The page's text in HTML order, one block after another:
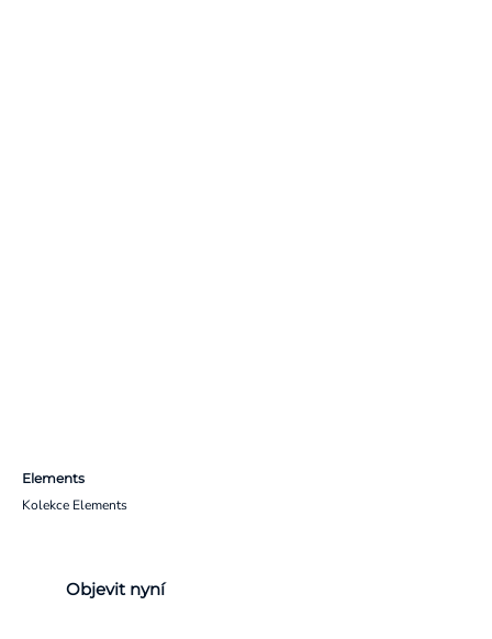
Elements
Kolekce Elements
Objevit nyní